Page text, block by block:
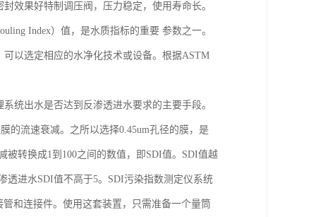
效果好特制调压阀，压力稳定，使用寿命长。
Index）值，是水质指标的重要 参数之一。
以选定相应的水净化技术或设备。根据ASTM
统出水是否达到反渗透进水要求的主要手段。
的流速衰减。之所以选择0.45um孔径的膜，是
被转换成1到100之间的数值，即SDI值。SDI值越
透进水SDI值不高于5。SDI污染指数测定仪系统
和连接件。使用这套装置，只需准备一个量筒